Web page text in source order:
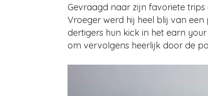
Gevraagd naar zijn favoriete
Vroeger werd hij heel blij van
dertigers hun kick in het earn
om vervolgens heerlijk door de